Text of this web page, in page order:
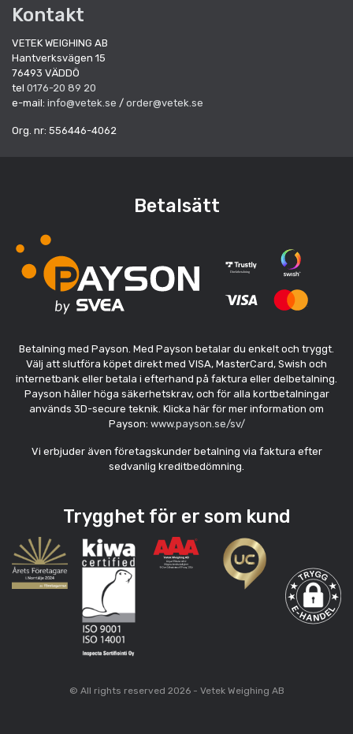
Kontakt
VETEK WEIGHING AB
Hantverksvägen 15
76493 VÄDDÖ
tel 0176-20 89 20
e-mail: info@vetek.se / order@vetek.se
Org. nr: 556446-4062
Betalsätt
Betalning med Payson. Med Payson betalar du enkelt och tryggt.
Välj att slutföra köpet direkt med VISA, MasterCard, Swish och
internetbank eller betala i efterhand på faktura eller delbetalning.
Payson håller höga säkerhetskrav, och för alla kortbetalningar
används 3D-secure teknik. Klicka här för mer information om
Payson: www.payson.se/sv/
Vi erbjuder även företagskunder betalning via faktura efter
sedvanlig kreditbedömning.
Trygghet för er som kund
© All rights reserved 2026 - Vetek Weighing AB